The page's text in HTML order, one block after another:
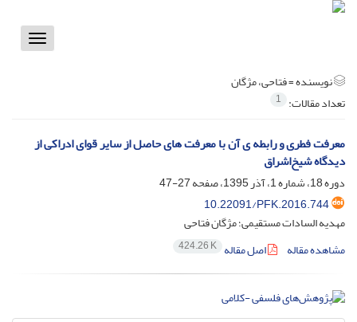
Toggle
نویسنده =فتاحی، مژگان
تعداد مقالات: 1
معرفت فطری و رابطه ی آن با معرفت های حاصل از سایر قوای ادراکی از
دیدگاه شیخ‌اشراق
دوره 18، شماره 1، آذر 1395، صفحه
27-47
10.22091/PFK.2016.744
مهدیه السادات مستقیمی؛ مژگان فتاحی
مشاهده مقاله
اصل مقاله 424.26 K